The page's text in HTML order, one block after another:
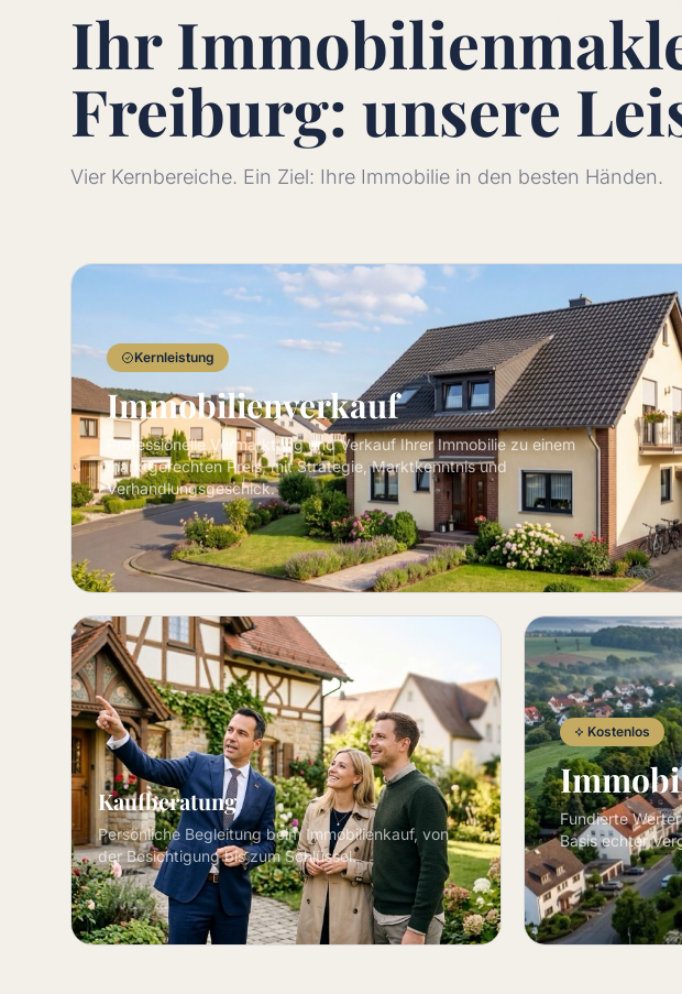
Ihr
Freiburg: unsere
Vier Kernbereiche. Ein Ziel: Ihre Immobilie in den besten Händen.
Kernleistung
Immobilienverkauf
Professionelle Vermarktung und Verkauf Ihrer Immobilie zu einem
marktgerechten Preis, mit Strategie, Marktkenntnis und
Verhandlungsgeschick.
Kaufberatung
Persönliche Begleitung beim Immobilienkauf, von
der Besichtigung bis zum Schlüssel.
Kostenlos
Fundierte
Basis echter